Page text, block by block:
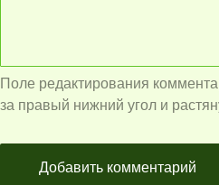
Поле редактирования
за правый нижний угол и
Добавить комментарий